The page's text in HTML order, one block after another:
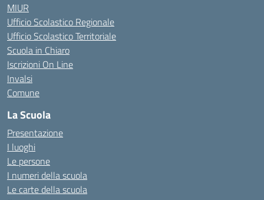
MIUR
Ufficio Scolastico Regionale
Ufficio Scolastico Territoriale
Scuola in Chiaro
Iscrizioni On Line
Invalsi
Comune
La Scuola
Presentazione
I luoghi
Le persone
I numeri della scuola
Le carte della scuola